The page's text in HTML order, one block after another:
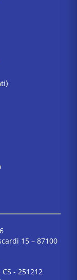
15 – 87100
- 251212